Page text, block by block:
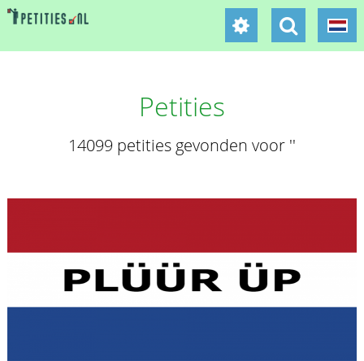
Petities
14099 petities gevonden voor ''